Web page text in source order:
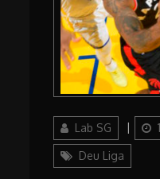
AuthorLab SG
on
Deu Liga